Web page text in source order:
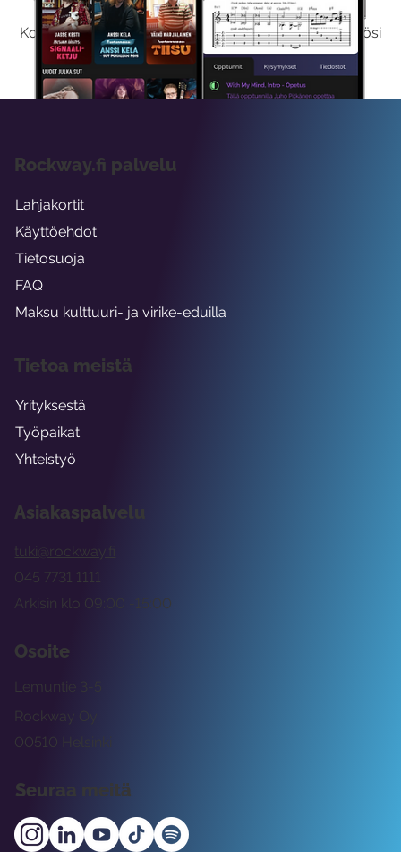
Kokeilemalla ilmaiseksi saat koko sisältömme käyttöösi
viikon ajaksi.
Asiakaspalvelu
tuki@rockway.fi
Arkisin klo 09:00 -15:00
045 7731 1111
Osoite
Rockway Oy
Lemuntie 3-5
00510 Helsinki
Seuraa meitä
Rockway.fi palvelu
Lahjakortit
Käyttöehdot
Tietosuoja
FAQ
Maksu kulttuuri- ja virike-eduilla
Tietoa meistä
Yrityksestä
Työpaikat
Yhteistyö